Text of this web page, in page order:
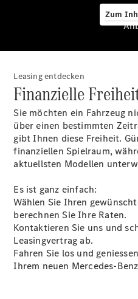
Zum
Services
Übersicht
Van-Service
Pannenhilfe
und
Leasing entdecken
Finanzielle
Sie möchten ein Fahrzeug
über einen bestimmten
gibt Ihnen diese Freiheit.
finanziellen Spielraum,
aktuellsten Modellen
Es ist ganz einfach:
Wählen Sie Ihren
berechnen Sie Ihre Raten.
Kontaktieren Sie uns und
Leasingvertrag ab.
Fahren Sie los und
Ihrem neuen Mercedes-